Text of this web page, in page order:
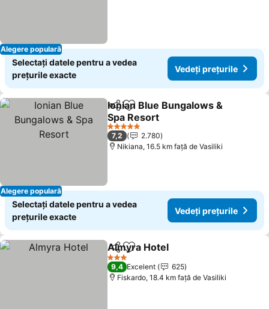
Alegere populară
Selectați datele pentru a vedea
prețurile exacte
Vedeți prețurile
Alegere populară
DistribuițiAdăugaţi la favorite
Ionian Blue Bungalows &
Spa Resort
Vedeți prețurile
5 Stele
7,2
2.780
Nikiana, 16.5 km faţă de Vasiliki
Selectați datele pentru a vedea
prețurile exacte
Vedeți prețurile
DistribuițiAdăugaţi la favorite
Almyra Hotel
3 Stele
9,4 Excelent
625
Fiskardo, 18.4 km faţă de Vasiliki